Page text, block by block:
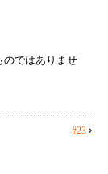
ではありませ
#23